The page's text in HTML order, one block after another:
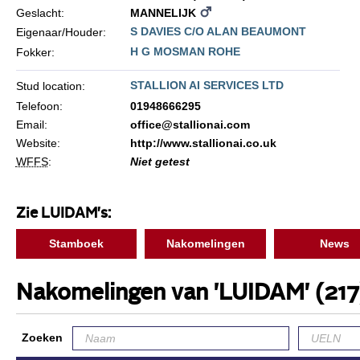
Geslacht:
MANNELIJK
Eigenaar/Houder:
S DAVIES C/O ALAN BEAUMONT
Fokker:
H G MOSMAN ROHE
Stud location:
STALLION AI SERVICES LTD
Telefoon:
01948666295
Email:
office@stallionai.com
Website:
http://www.stallionai.co.uk
WFFS: Niet getest
Zie LUIDAM's:
Stamboek Nakomelingen News
Nakomelingen van 'LUIDAM'
Zoeken